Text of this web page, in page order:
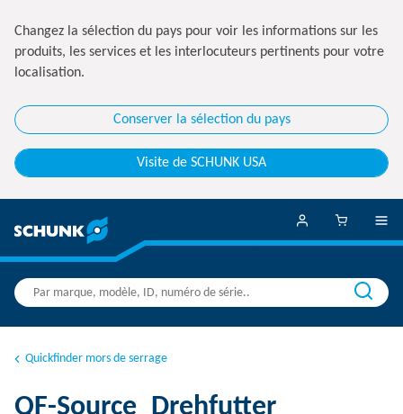
Changez la sélection du pays pour voir les informations sur les
produits, les services et les interlocuteurs pertinents pour votre
localisation.
Conserver la sélection du pays
Visite de SCHUNK USA
Quickfinder mors de serrage
QF-Source_Drehfutter